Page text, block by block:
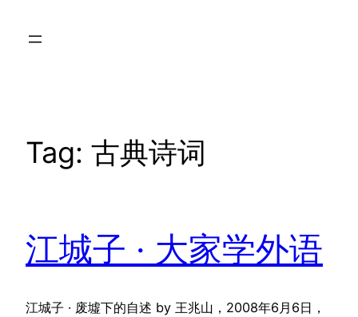
Tag: 古典诗词
江城子 · 大家学外语
江城子 · 废墟下的自述 by 王兆山，2008年6月6日，